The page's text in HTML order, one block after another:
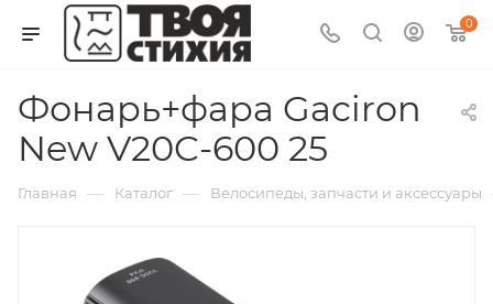
0
Фонарь+фара Gaciron
New V20C-600 25
Главная — Каталог — Велосипеды, запчасти и аксессуары